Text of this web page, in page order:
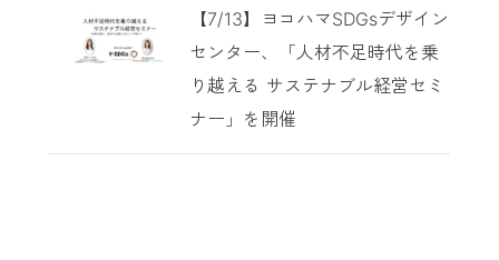
【7/13】ヨコハマSDGsデザイン
センター、「人材不足時代を乗
り越える サステナブル経営セミ
ナー」を開催